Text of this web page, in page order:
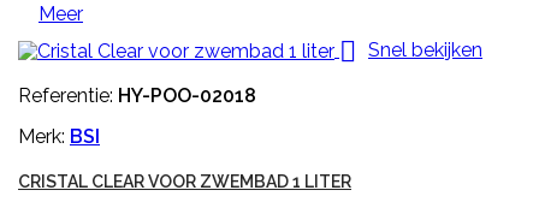
Meer
 Snel bekijken
Referentie: HY-POO-02018
Merk: BSI
CRISTAL CLEAR VOOR ZWEMBAD 1 LITER